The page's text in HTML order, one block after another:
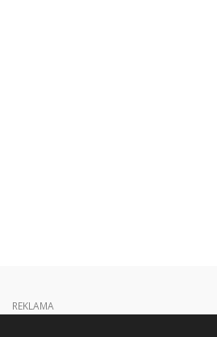
REKLAMA